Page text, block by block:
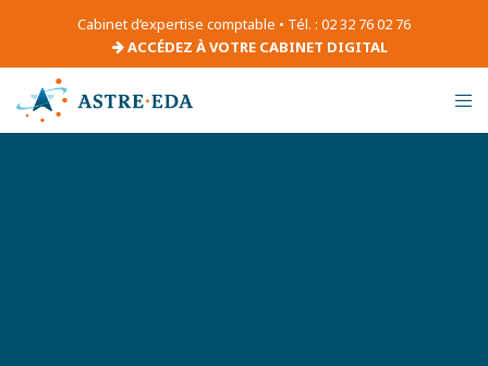
Cabinet d’expertise comptable • Tél. : 02 32 76 02 76
ACCÉDEZ À VOTRE CABINET DIGITAL